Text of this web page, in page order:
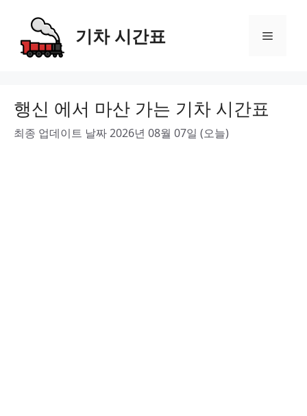
content
기차 시간표 Menu
행신 에서 마산 가는 기차 시간표
최종 업데이트 날짜 2026년 08월 07일 (오늘)